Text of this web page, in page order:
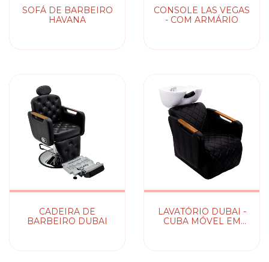
SOFÁ DE BARBEIRO
HAVANA
CONSOLE LAS VEGAS
- COM ARMÁRIO
CADEIRA DE
BARBEIRO DUBAI
LAVATÓRIO DUBAI -
CUBA MÓVEL EM